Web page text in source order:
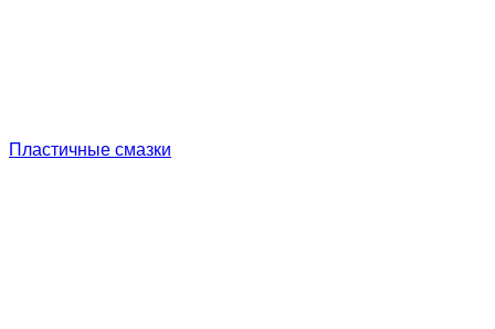
Пластичные смазки